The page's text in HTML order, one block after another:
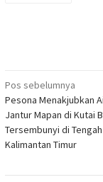
Navigasi
pos
Pos sebelumnya
Pesona Menakjubkan
Jantur Mapan di Kutai
Tersembunyi di
Kalimantan Timur